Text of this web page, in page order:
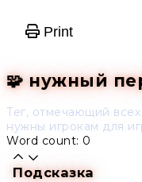
Print
🧩 нужный
Тег, отмечающий
нужны игрокам для
Word count: 0
Подсказка